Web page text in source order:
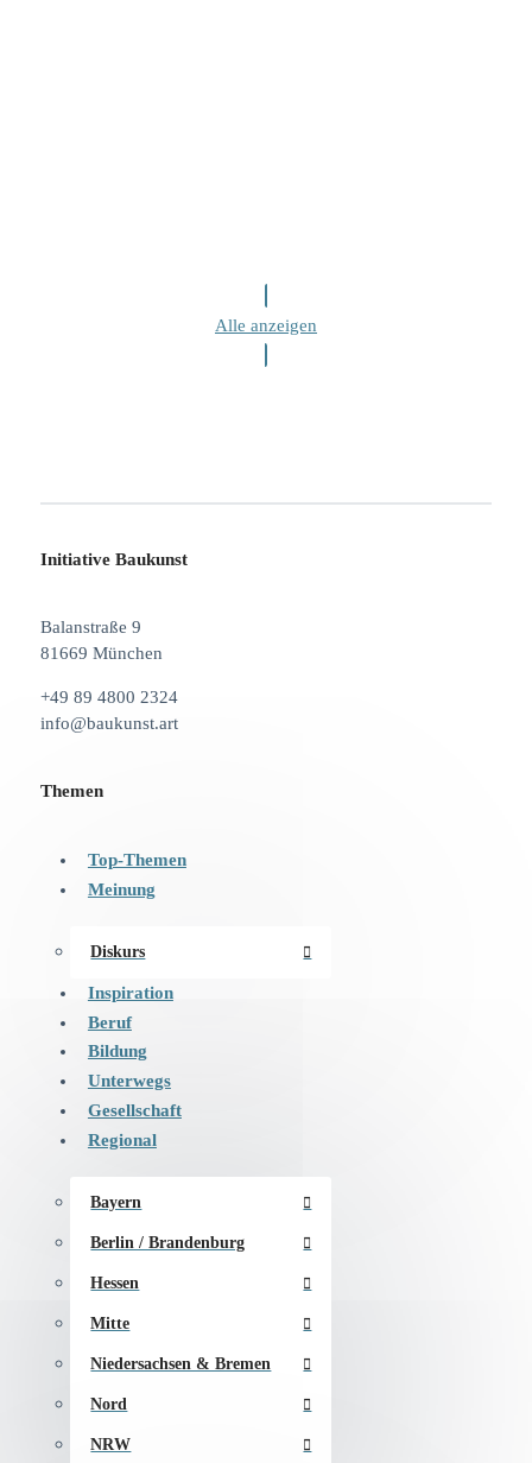
Alle anzeigen
Initiative Baukunst
Balanstraße 9
81669 München
+49 89 4800 2324
info@baukunst.art
Themen
Top-Themen
Meinung
Diskurs
Inspiration
Beruf
Bildung
Unterwegs
Gesellschaft
Regional
Bayern
Berlin / Brandenburg
Hessen
Mitte
Niedersachsen & Bremen
Nord
NRW